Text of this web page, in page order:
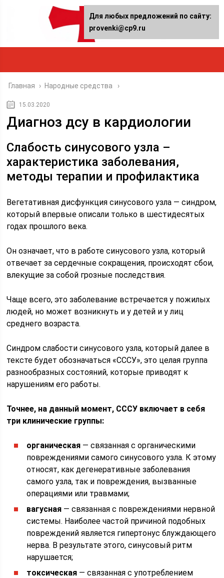
Главная › Народные средства
15.03.2020
Диагноз дсу в кардиологии
Слабость синусового узла –
характеристика заболевания,
методы терапии и профилактика
Вегетативная дисфункция синусового узла — синдром,
который впервые описали только в шестидесятых
годах прошлого века.
Он означает, что в работе синусового узла, который
отвечает за сердечные сокращения, происходят сбои,
влекущие за собой грозные последствия.
Чаще всего, это заболевание встречается у пожилых
людей, но может возникнуть и у детей и у лиц
среднего возраста.
Синдром слабости синусового узла, который далее в
тексте будет обозначаться «СССУ», это целая группа
разнообразных состояний, которые приводят к
нарушениям его работы.
Точнее, на данный момент, СССУ включает в себя
три клинические группы:
органическая — связанная с органическими
повреждениями самого синусового узла. К этому
относят, как дегенеративные заболевания
самого узла, так и повреждения, вызванные
операциями или травмами;
вагусная — связанная с повреждениями нервной
системы. Наиболее частой причиной подобных
повреждений является гипертонус блуждающего
нерва. В результате этого, синусовый ритм
нарушается;
токсическая — связанная с употреблением
Для любых предложений по сайту:
provenki@cp9.ru